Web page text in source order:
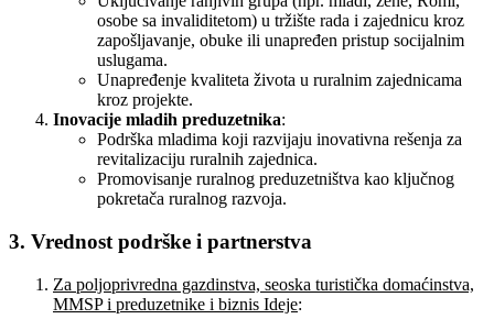
osobe sa invaliditetom) u tržište rada i zajednicu kroz
zapošljavanje, obuke ili unapređen pristup socijalnim
uslugama.
Unapređenje kvaliteta života u ruralnim zajednicama
kroz projekte.
Inovacije mladih preduzetnika:
Podrška mladima koji razvijaju inovativna rešenja za
revitalizaciju ruralnih zajednica.
Promovisanje ruralnog preduzetništva kao ključnog
pokretača ruralnog razvoja.
3. Vrednost podrške i partnerstva
Za poljoprivredna gazdinstva, seoska turistička domaćinstva,
MMSP i preduzetnike i biznis Ideje: